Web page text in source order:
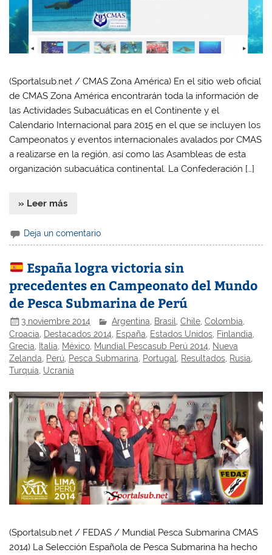
(Sportalsub.net / CMAS Zona América) En el sitio web oficial
de CMAS Zona América encontrarán toda la información de
las Actividades Subacuáticas en el Continente y el
Calendario Internacional para 2015 en el que se incluyen los
Campeonatos y eventos internacionales avalados por CMAS
a realizarse en la región, así como las Asambleas de esta
organización subacuática continental. La Confederación […]
» Leer más
Deja un comentario
España logra victoria sin
precedentes en Campeonato del Mundo
de Pesca Submarina de Perú
3 noviembre 2014 Argentina Brasil ,Chile ,Colombia
Croacia, Destacados 2014, España, Estados Unidos, Finlandia,
Grecia, Italia, México, Mundial Pescasub Perú 2014, Nueva
Zelanda, Perú, Pesca Submarina, Portugal, Resultados, Rusia,
Turquía, Ucrania
(Sportalsub.net / FEDAS / Mundial Pesca Submarina CMAS
2014) La Selección Española de Pesca Submarina ha hecho